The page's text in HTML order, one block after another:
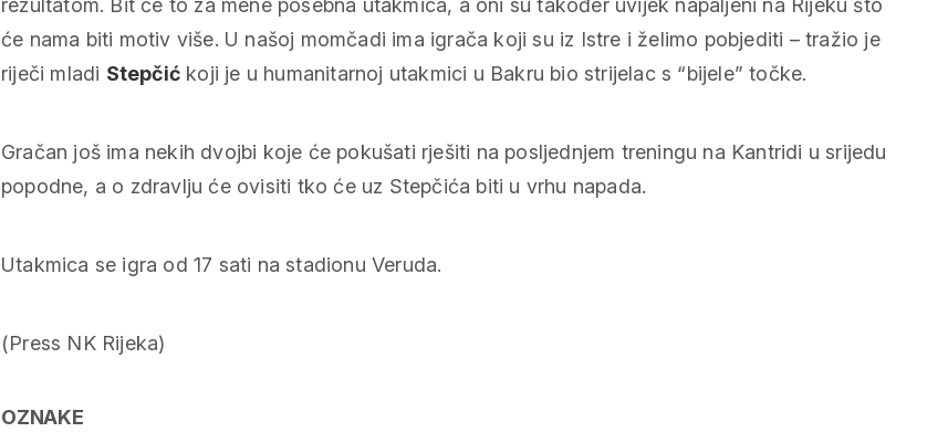
rezultatom. Bit će to za mene posebna utakmica, a oni su također uvijek napaljeni na Rijeku što
će nama biti motiv više. U našoj momčadi ima igrača koji su iz Istre i želimo pobjediti – tražio je
riječi mladi Stepčić koji je u humanitarnoj utakmici u Bakru bio strijelac s “bijele” točke.
Gračan još ima nekih dvojbi koje će pokušati rješiti na posljednjem treningu na Kantridi u srijedu
popodne, a o zdravlju će ovisiti tko će uz Stepčića biti u vrhu napada.
Utakmica se igra od 17 sati na stadionu Veruda.
(Press NK Rijeka)
OZNAKE